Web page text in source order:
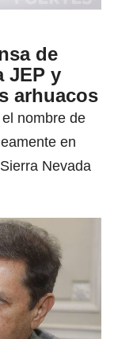
de
JEP y
arhuacos
nombre de
en
Nevada